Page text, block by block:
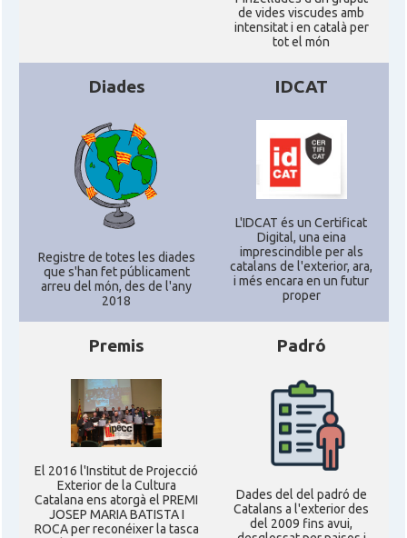
ACCIÓ a Silicon Valley
Acció Acció a Washington DC
Acció ACCIÓ Miami
Delegació
Delegació del Govern als Estats
Units i Canadà (New York)
Delegació
Delegació del Govern als Estats
Units i Canadà (Washington)
Consolat Consolat general a Boston
Consolat Consolat general a Chicago
Consolat Consolat general a Houston
Consolat Consolat general a Los Angeles
de vides viscudes amb
intensitat i en català per
tot el món
Diades
Registre de totes les diades
que s'han fet públicament
arreu del món, des de l'any
2018
IDCAT
L'IDCAT és un Certificat
Digital, una eina
imprescindible per als
catalans de l'exterior, ara,
i més encara en un futur
proper
Premis
El 2016 l'Institut de Projecció
Exterior de la Cultura
Catalana ens atorgà el PREMI
JOSEP MARIA BATISTA I
ROCA per reconéixer la tasca
Padró
Dades del del padró de
Catalans a l'exterior des
del 2009 fins avui,